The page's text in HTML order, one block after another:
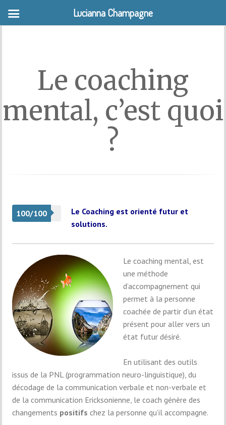
MENU
Le coaching
mental, c’est quoi
?
100/100
Le Coaching est orienté futur et
solutions.
Le coaching mental, est
une méthode
d’accompagnement qui
permet à la personne
coachée de partir d’un état
présent pour aller vers un
état futur désiré.
En utilisant des outils
issus de la PNL (programmation neuro-linguistique), du
décodage de la communication verbale et non-verbale et
de la communication Ericksonienne, le coach génère des
changements positifs chez la personne qu’il accompagne.
Lucianna Champagne